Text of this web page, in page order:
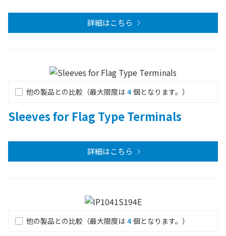
詳細はこちら
他の製品との比較（最大限度は 4 個となります。）
Sleeves for Flag Type Terminals
詳細はこちら
他の製品との比較（最大限度は 4 個となります。）